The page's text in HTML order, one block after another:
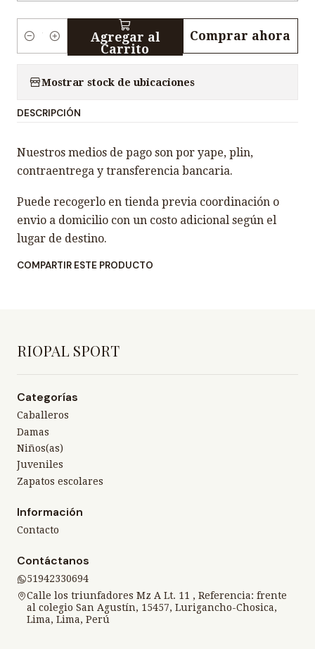
i
a
d
Agregar al
Carrito
Comprar ahora
Mostrar stock de ubicaciones
DESCRIPCIÓN
Nuestros medios de pago son por yape, plin,
contraentrega y transferencia bancaria.
Puede recogerlo en tienda previa coordinación o
envio a domicilio con un costo adicional según el
lugar de destino.
COMPARTIR ESTE PRODUCTO
RIOPAL SPORT
Categorías
Caballeros
Damas
Niños(as)
Juveniles
Zapatos escolares
Información
Contacto
Contáctanos
51942330694
Calle los triunfadores Mz A Lt. 11 , Referencia: frente
al colegio San Agustín, 15457, Lurigancho-Chosica,
Lima, Lima, Perú